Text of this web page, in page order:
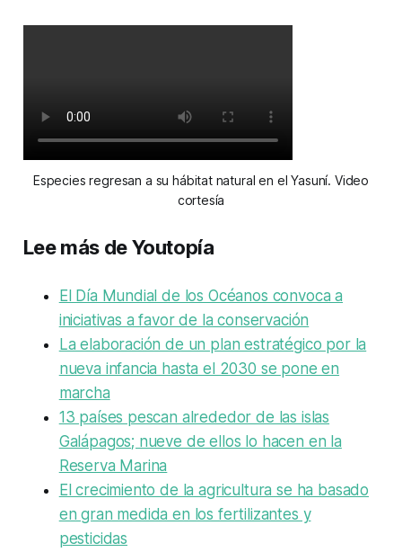
Especies regresan a su hábitat natural en el Yasuní. Video
cortesía
Lee más de Youtopía
El Día Mundial de los Océanos convoca a
iniciativas a favor de la conservación
La elaboración de un plan estratégico por la
nueva infancia hasta el 2030 se pone en
marcha
13 países pescan alrededor de las islas
Galápagos; nueve de ellos lo hacen en la
Reserva Marina
El crecimiento de la agricultura se ha basado
en gran medida en los fertilizantes y
pesticidas